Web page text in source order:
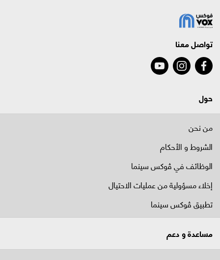
تواصل معنا
حول
من نحن
الشروط و الأحكام
الوظائف في ﭬوكس سينما
إخلاء مسؤولية من عمليات الاحتيال
تطبيق ڤوكس سينما
مساعدة و دعم